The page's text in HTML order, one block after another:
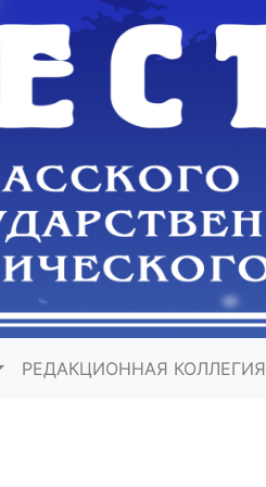
РЕДАКЦИОННАЯ КОЛЛЕГИЯ